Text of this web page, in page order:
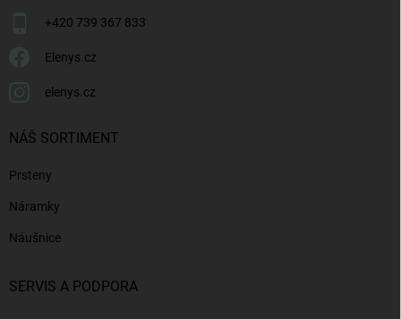
+420 739 367 833
Elenys.cz
elenys.cz
NÁŠ SORTIMENT
Prsteny
Náramky
Náušnice
SERVIS A PODPORA